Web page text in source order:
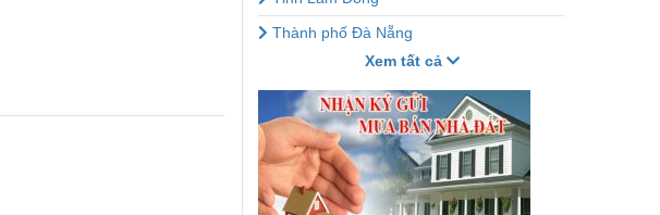
Thành phố Đà Nẵng
Xem tất cả